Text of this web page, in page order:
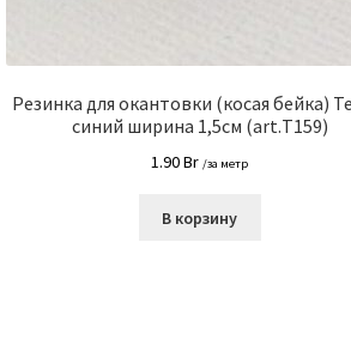
Резинка для окантовки (косая бейка)
синий ширина 1,5см (art.Т159)
1.90Br /за метр
В корзину